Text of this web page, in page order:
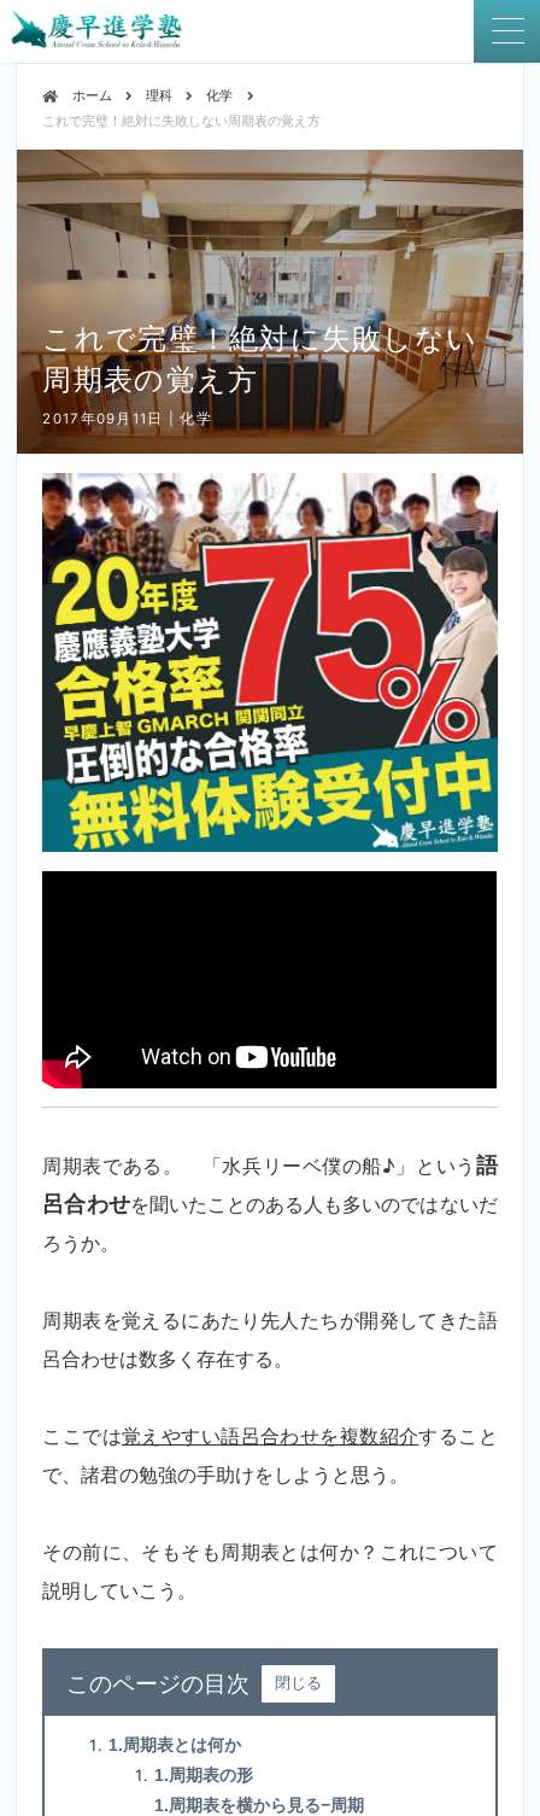
ホーム 理科
化学
これで完璧！絶対に失敗しない周期表の覚え方
これで完璧！絶対に失敗しない
周期表の覚え方
2017年09月11日 | 化学
周期表である。 「水兵リーベ僕の船♪」という 語
呂合わせを聞いたことのある人も多いのではないだ
ろうか。
周期表を覚えるにあたり先人たちが開発してきた語
呂合わせは数多く存在する。
ここでは覚えやすい語呂合わせを複数紹介すること
で、諸君の勉強の手助けをしようと思う。
その前に、そもそも周期表とは何か？これについて
説明していこう。
目次 閉じる
1.周期表とは何か
1.周期表の形
1.周期表を横から見る−周期